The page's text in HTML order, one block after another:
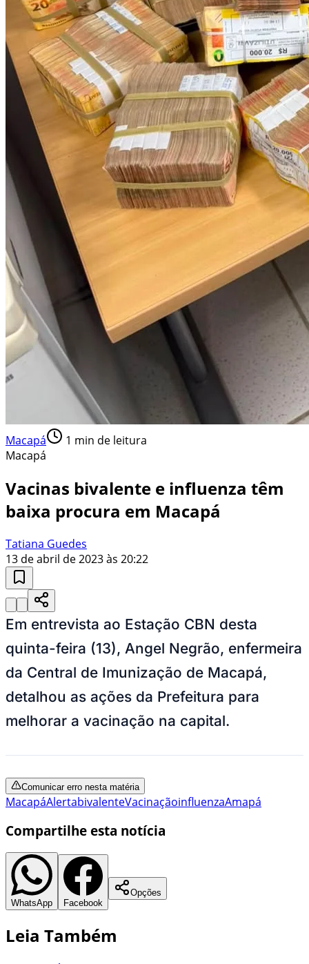
Macapá 1 min de leitura
Macapá
Vacinas bivalente e influenza têm
baixa procura em Macapá
Tatiana Guedes
13 de abril de 2023 às 20:22
Em entrevista ao Estação CBN desta
quinta-feira (13), Angel Negrão, enfermeira
da Central de Imunização de Macapá,
detalhou as ações da Prefeitura para
melhorar a vacinação na capital.
Comunicar erro nesta matéria
MacapáAlertabivalenteVacinaçãoinfluenzaAmapá
Compartilhe esta notícia
WhatsApp Facebook
Opções
Leia Também